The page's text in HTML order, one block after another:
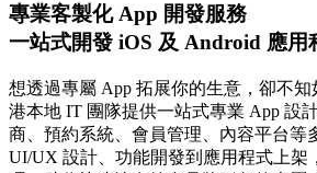
專業客製化 App 開發服務
一站式開發 iOS 及 Android 應用
想透過專屬 App 拓展你的生意，卻不
港本地 IT 團隊提供一站式專業 App 設
商、預約系統、會員管理、內容平台等
UI/UX 設計、功能開發到應用程式上架